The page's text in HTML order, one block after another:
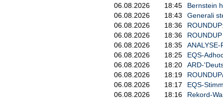
06.08.2026
18:45
Bernstein
06.08.2026
18:43
Generali
06.08.2026
18:36
06.08.2026
18:36
06.08.2026
18:35
06.08.2026
18:25
EQS-
06.08.2026
18:20
ARD-
06.08.2026
18:19
06.08.2026
18:17
EQS-
06.08.2026
18:16 Rekord-